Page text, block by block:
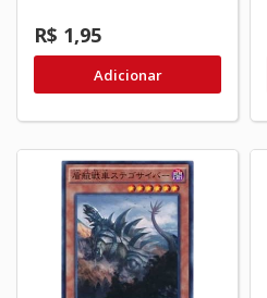
R$ 1,95
Adicionar